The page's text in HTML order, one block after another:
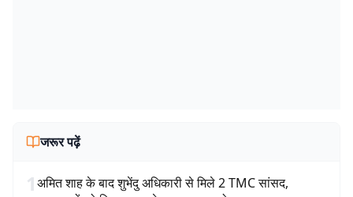
जरूर पढ़ें
1अमित शाह के बाद शुभेंदु अधिकारी से मिले 2 TMC सांसद,